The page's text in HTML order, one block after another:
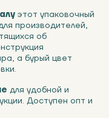
этот упаковочный
производителей,
об
а бурый цвет
для удобной и
Доступен опт и